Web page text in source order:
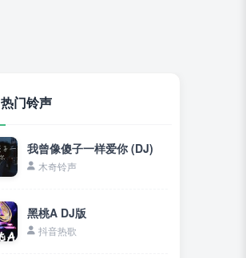
热门铃声
我曾像傻子一样爱你 (DJ)
木奇铃声
黑桃A DJ版
抖音热歌